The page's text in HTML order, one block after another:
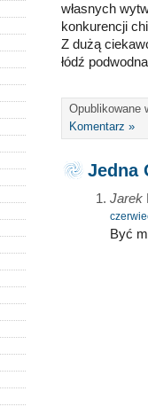
własnych
konkurencji
Z dużą
łódź
Opublikowane
Komentarz »
Jedna
Jarek
Być